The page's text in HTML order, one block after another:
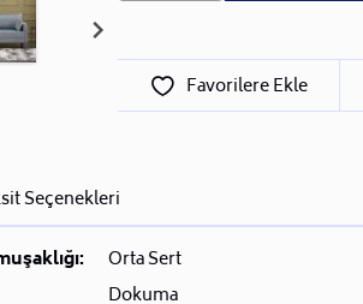
Favorilere Ekle
Seçenekleri
Orta Sert
Dokuma